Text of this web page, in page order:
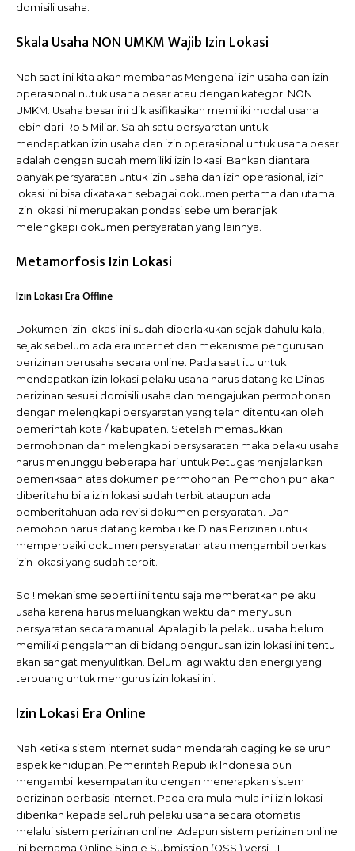
domisili usaha.
Skala Usaha NON UMKM Wajib Izin Lokasi
Nah saat ini kita akan membahas Mengenai izin usaha dan izin
operasional nutuk usaha besar atau dengan kategori NON
UMKM. Usaha besar ini diklasifikasikan memiliki modal usaha
lebih dari Rp 5 Miliar. Salah satu persyaratan untuk
mendapatkan izin usaha dan izin operasional untuk usaha besar
adalah dengan sudah memiliki izin lokasi. Bahkan diantara
banyak persyaratan untuk izin usaha dan izin operasional, izin
lokasi ini bisa dikatakan sebagai dokumen pertama dan utama.
Izin lokasi ini merupakan pondasi sebelum beranjak
melengkapi dokumen persyaratan yang lainnya.
Metamorfosis Izin Lokasi
Izin Lokasi Era Offline
Dokumen izin lokasi ini sudah diberlakukan sejak dahulu kala,
sejak sebelum ada era internet dan mekanisme pengurusan
perizinan berusaha secara online. Pada saat itu untuk
mendapatkan izin lokasi pelaku usaha harus datang ke Dinas
perizinan sesuai domisili usaha dan mengajukan permohonan
dengan melengkapi persyaratan yang telah ditentukan oleh
pemerintah kota / kabupaten. Setelah memasukkan
permohonan dan melengkapi persysaratan maka pelaku usaha
harus menunggu beberapa hari untuk Petugas menjalankan
pemeriksaan atas dokumen permohonan. Pemohon pun akan
diberitahu bila izin lokasi sudah terbit ataupun ada
pemberitahuan ada revisi dokumen persyaratan. Dan
pemohon harus datang kembali ke Dinas Perizinan untuk
memperbaiki dokumen persyaratan atau mengambil berkas
izin lokasi yang sudah terbit.
So ! mekanisme seperti ini tentu saja memberatkan pelaku
usaha karena harus meluangkan waktu dan menyusun
persyaratan secara manual. Apalagi bila pelaku usaha belum
memiliki pengalaman di bidang pengurusan izin lokasi ini tentu
akan sangat menyulitkan. Belum lagi waktu dan energi yang
terbuang untuk mengurus izin lokasi ini.
Izin Lokasi Era Online
Nah ketika sistem internet sudah mendarah daging ke seluruh
aspek kehidupan, Pemerintah Republik Indonesia pun
mengambil kesempatan itu dengan menerapkan sistem
perizinan berbasis internet. Pada era mula mula ini izin lokasi
diberikan kepada seluruh pelaku usaha secara otomatis
melalui sistem perizinan online. Adapun sistem perizinan online
ini bernama Online Single Submission (OSS ) versi 1.1.